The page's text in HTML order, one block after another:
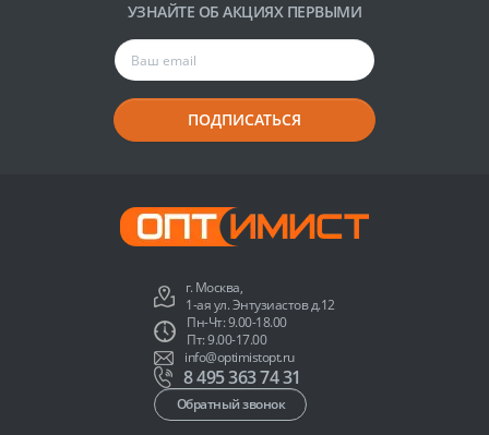
УЗНАЙТЕ ОБ АКЦИЯХ ПЕРВЫМИ
ПОДПИСАТЬСЯ
г. Москва,
1-ая ул. Энтузиастов д.12
Пн-Чт: 9.00-18.00
Пт: 9.00-17.00
info@optimistopt.ru
8 495 363 74 31
Обратный звонок